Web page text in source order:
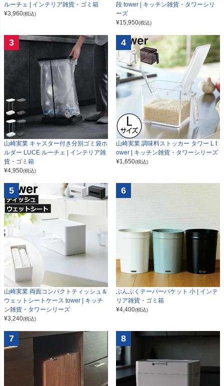
ルーチェ | インテリア雑貨・ゴミ箱
¥3,960(税込)
段 tower | キッチン雑貨・タワーシリ
ーズ
¥15,950(税込)
3
山崎実業 キャスター付き分別ゴミ袋ホ
ルダー LUCE ルーチェ | インテリア雑
貨・ゴミ箱
¥4,950(税込)
4
山崎実業 調味料ストッカー タワー L t
ower | キッチン雑貨・タワーシリーズ
¥1,650(税込)
5
山崎実業 両面コンパクトティッシュ＆
ウェットシートケース tower | キッチ
ン雑貨・タワーシリーズ
¥3,240(税込)
6
ぶんぶくテーパーバケット 小 | インテ
リア雑貨・ゴミ箱
¥4,400(税込)
7 8